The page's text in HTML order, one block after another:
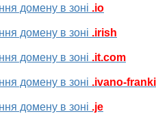
домену в зоні .io
домену в зоні .irish
домену в зоні .it.com
домену в зоні .ivano-
домену в зоні .je